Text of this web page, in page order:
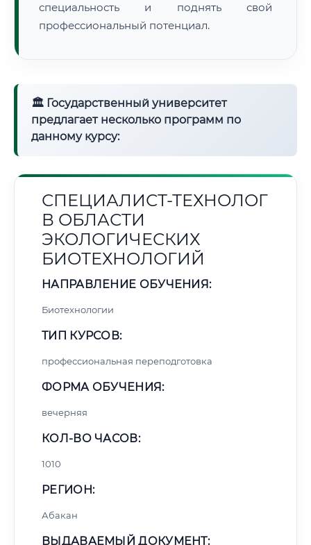
специальность и поднять свой
профессиональный потенциал.
🏛 Государственный университет
предлагает несколько программ по
данному курсу:
СПЕЦИАЛИСТ-ТЕХНОЛОГ
В ОБЛАСТИ
ЭКОЛОГИЧЕСКИХ
БИОТЕХНОЛОГИЙ
НАПРАВЛЕНИЕ ОБУЧЕНИЯ:
Биотехнологии
ТИП КУРСОВ:
профессиональная переподготовка
ФОРМА ОБУЧЕНИЯ:
вечерняя
КОЛ-ВО ЧАСОВ:
1010
РЕГИОН:
Абакан
ВЫДАВАЕМЫЙ ДОКУМЕНТ: